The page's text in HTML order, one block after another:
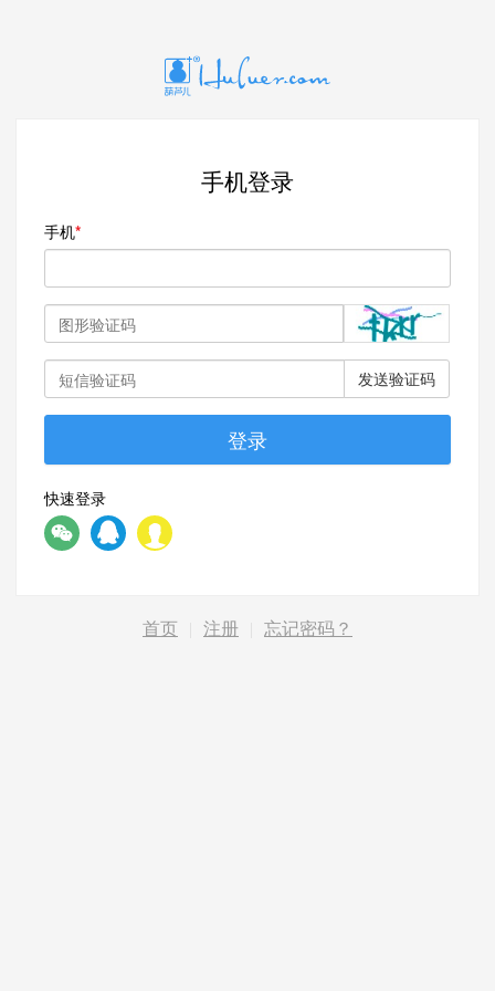
手机登录
手机
发送验证码
登录
快速登录
首页 注册 忘记密码？